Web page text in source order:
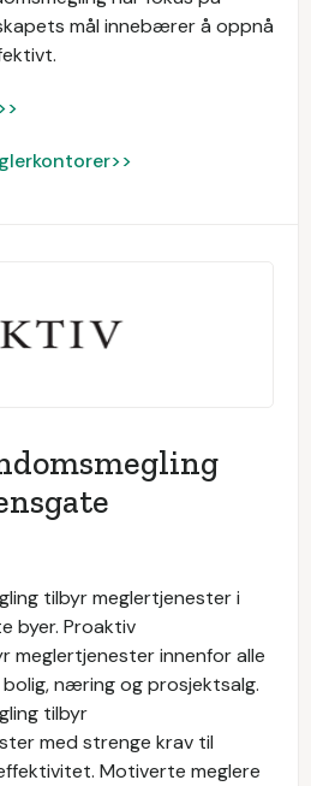
mål innebærer å oppnå
tilbyr meglertjenester i
byer. Proaktiv
meglertjenester innenfor alle
næring og prosjektsalg.
tilbyr
med strenge krav til
Motiverte meglere